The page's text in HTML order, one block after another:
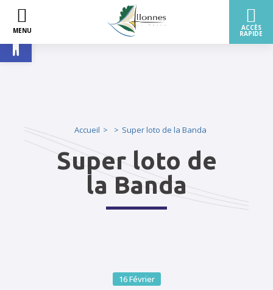
Ouvrir la barre d’outils
Accueil Super loto de la Banda
Super loto de
la Banda
16Février